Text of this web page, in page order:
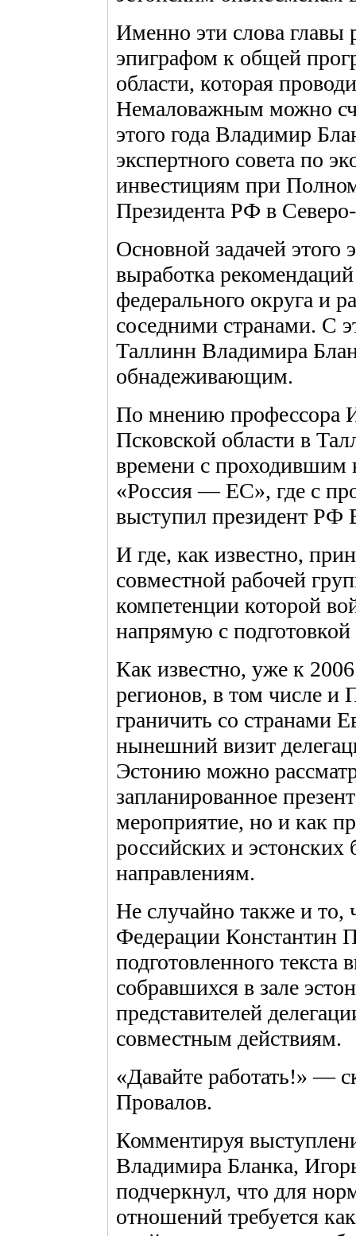
Именно эти слова главы
эпиграфом к общей
области, которая
Немаловажным можно
этого года Владимир
экспертного совета по
инвестициям при
Президента РФ в
Основной задачей этого
выработка
федерального округа и
соседними странами. С
Таллинн Владимира
обнадеживающим.
По мнению профессора
Псковской области в
времени с
«Россия — ЕС», где с
выступил президент
И где, как известно,
совместной рабочей
компетенции которой
напрямую с
Как известно, уже к
регионов, в том числе и
граничить со странами
нынешний визит
Эстонию можно
запланированное
мероприятие, но и как
российских и
направлениям.
Не случайно также и то,
Федерации Константин
подготовленного текста
собравшихся в зале
представителей
совместным действиям.
«Давайте работать!» —
Провалов.
Комментируя
Владимира Бланка,
подчеркнул, что для
отношений требуется